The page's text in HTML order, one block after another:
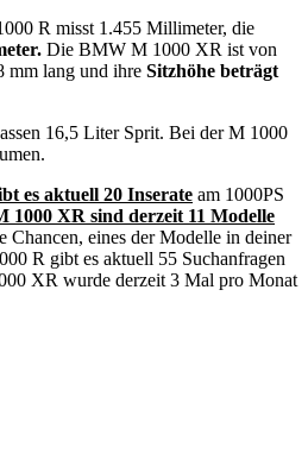
R misst 1.455 Millimeter, die
Die BMW M 1000 XR ist von
mm lang und ihre Sitzhöhe beträgt
16,5 Liter Sprit. Bei der M 1000
es aktuell 20 Inserate am 1000PS
1000 XR sind derzeit 11 Modelle
Chancen, eines der Modelle in deiner
R gibt es aktuell 55 Suchanfragen
XR wurde derzeit 3 Mal pro Monat